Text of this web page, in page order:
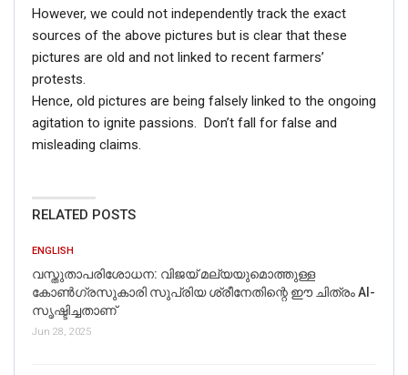
However, we could not independently track the exact
sources of the above pictures but is clear that these
pictures are old and not linked to recent farmers’
protests.
Hence, old pictures are being falsely linked to the ongoing
agitation to ignite passions. Don’t fall for false and
misleading claims.
RELATED POSTS
ENGLISH
വസ്തുതാപരിശോധന: വിജയ് മല്യയുമൊത്തുള്ള
കോൺഗ്രസുകാരി സുപ്രിയ ശ്രീനേതിന്റെ ഈ ചിത്രം AI-
സൃഷ്ടിച്ചതാണ്
Jun 28, 2025